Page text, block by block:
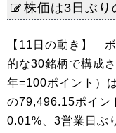
株価は3日ぶり
【11日の動き】
的な30銘柄で構成
年=100ポイント）
の79,496.15ポイン
0.01%、3営業日ぶ